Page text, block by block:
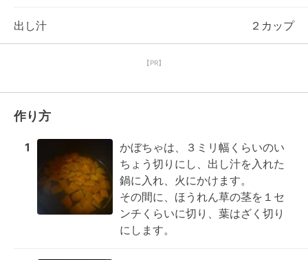
出し汁 ２カップ
【PR】
作り方
1
かぼちゃは、３ミリ幅くらいのい
ちょう切りにし、出し汁を入れた
鍋に入れ、火にかけます。
その間に、ほうれん草の茎を１セ
ンチくらいに切り、葉はざく切り
にします。